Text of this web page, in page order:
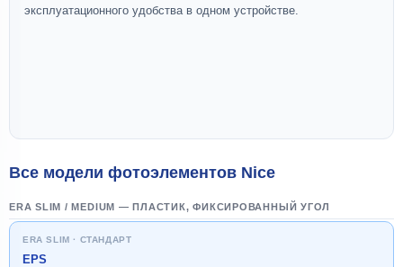
эксплуатационного удобства в одном устройстве.
Все модели фотоэлементов Nice
ERA SLIM / MEDIUM — ПЛАСТИК, ФИКСИРОВАННЫЙ УГОЛ
ERA SLIM · СТАНДАРТ
EPS